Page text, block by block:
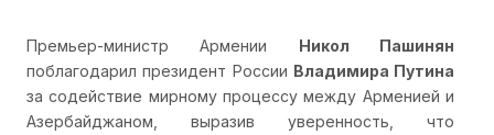
Премьер-министр Армении Никол Пашинян
поблагодарил президент России Владимира Путина
за содействие мирному процессу между Арменией и
Азербайджаном, выразив уверенность, что